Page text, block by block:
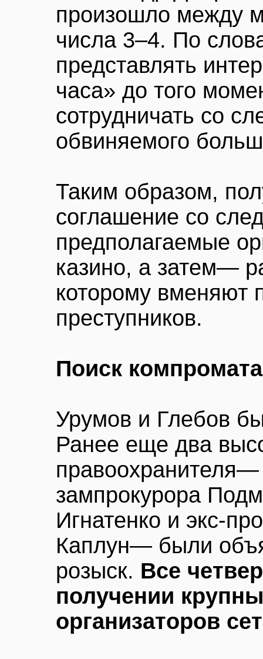
произошло между
числа 3–4. По
представлять
часа» до того
сотрудничать со
обвиняемого
Таким образом,
соглашение со
предполагаемые
казино, а затем—
которому вменяют
преступников.
Поиск компромата
Урумов и Глебов
Ранее еще два
зампрокурора
Игнатенко и экс-
Каплун— были
розыск. Все
получении
организаторов